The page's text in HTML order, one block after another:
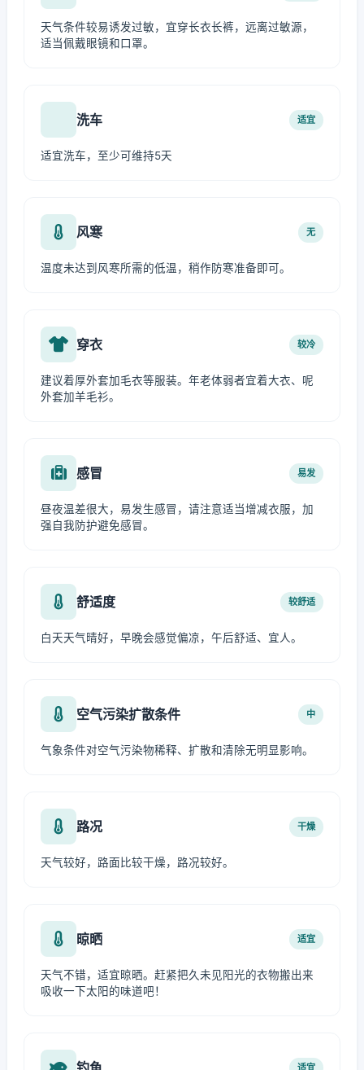
天气条件较易诱发过敏，宜穿长衣长裤，远离过敏源，
适当佩戴眼镜和口罩。
洗车 适宜
适宜洗车，至少可维持5天
风寒 无
温度未达到风寒所需的低温，稍作防寒准备即可。
穿衣 较冷
建议着厚外套加毛衣等服装。年老体弱者宜着大衣、呢
外套加羊毛衫。
感冒 易发
昼夜温差很大，易发生感冒，请注意适当增减衣服，加
强自我防护避免感冒。
舒适度 较舒适
白天天气晴好，早晚会感觉偏凉，午后舒适、宜人。
空气污染扩散条件 中
气象条件对空气污染物稀释、扩散和清除无明显影响。
路况 干燥
天气较好，路面比较干燥，路况较好。
晾晒 适宜
天气不错，适宜晾晒。赶紧把久未见阳光的衣物搬出来
吸收一下太阳的味道吧！
适宜